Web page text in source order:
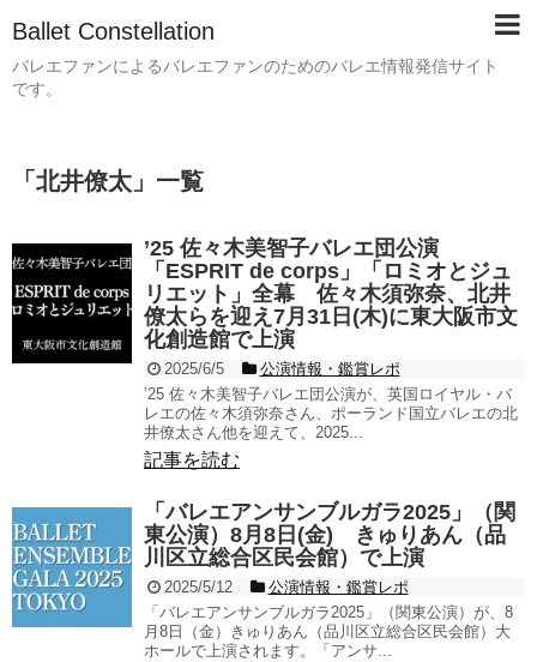
Ballet Constellation
バレエファンによるバレエファンのためのバレエ情報発信サイト
です。
「 北井僚太 」 一覧
’25 佐々木美智子バレエ団公演
「ESPRIT de corps」「ロミオとジュ
リエット」全幕 佐々木須弥奈、北井
僚太らを迎え7月31日(木)に東大阪市文
化創造館で上演
2025/6/5
公演情報・鑑賞レポ
’25 佐々木美智子バレエ団公演が、英国ロイヤル・バ
レエの佐々木須弥奈さん、ポーランド国立バレエの北
井僚太さん他を迎えて、2025...
記事を読む
「バレエアンサンブルガラ2025」（関
東公演）8月8日(金) きゅりあん（品
川区立総合区民会館）で上演
2025/5/12
公演情報・鑑賞レポ
「バレエアンサンブルガラ2025」（関東公演）が、8
月8日（金）きゅりあん（品川区立総合区民会館）大
ホールで上演されます。「アンサ...